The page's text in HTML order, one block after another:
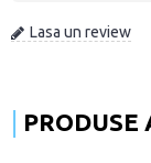
Lasa un review
PRODUSE